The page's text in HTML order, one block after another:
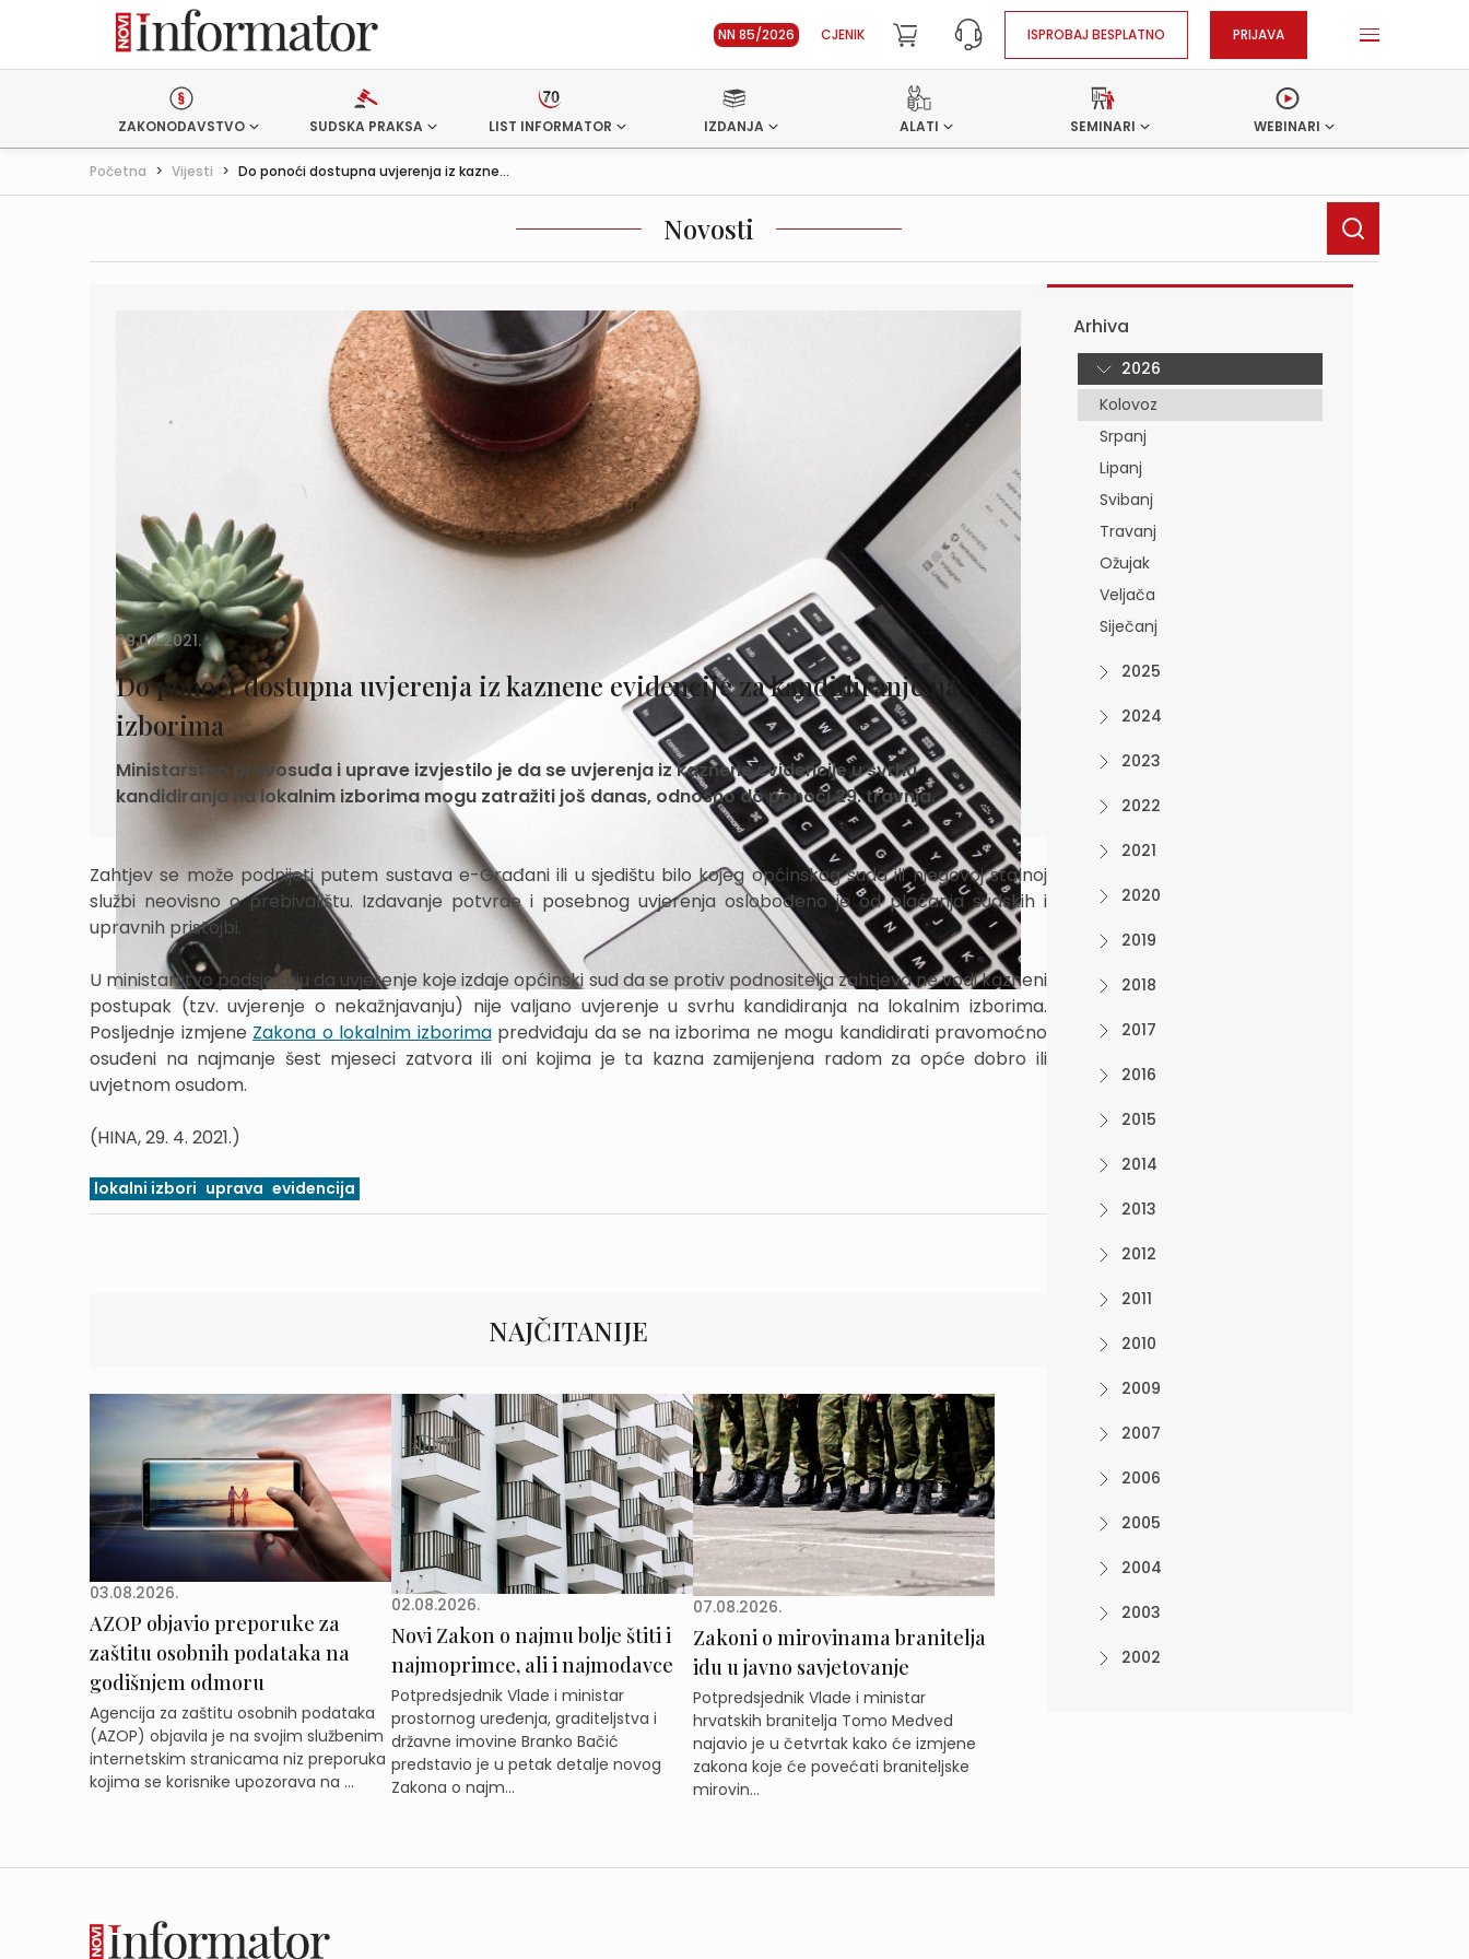
NN 85/2026 CJENIK ISPROBAJ BESPLATNO PRIJAVA
ZAKONODAVSTVO SUDSKA PRAKSA LIST INFORMATOR IZDANJA ALATI SEMINARI WEBINARI
Početna > Vijesti > Do ponoći dostupna uvjerenja iz kazne...
Novosti
29.04.2021.
Do ponoći dostupna uvjerenja iz kaznene evidencije za kandidiranje na
izborima
Ministarstvo pravosuđa i uprave izvjestilo je da se uvjerenja iz kaznene evidencije u svrhu
kandidiranja na lokalnim izborima mogu zatražiti još danas, odnosno do ponoći 29. travnja.
Zahtjev se može podnijeti putem sustava e-Građani ili u sjedištu bilo kojeg općinskog suda ili njegovoj stalnoj
službi neovisno o prebivalištu. Izdavanje potvrde i posebnog uvjerenja oslobođeno je od plaćanja sudskih i
upravnih pristojbi.
U ministarstvo podsjećaju da uvjerenje koje izdaje općinski sud da se protiv podnositelja zahtjeva ne vodi kazneni
postupak (tzv. uvjerenje o nekažnjavanju) nije valjano uvjerenje u svrhu kandidiranja na lokalnim izborima.
Posljednje izmjene Zakona o lokalnim izborimapredviđaju da se na izborima ne mogu kandidirati pravomoćno
osuđeni na najmanje šest mjeseci zatvora ili oni kojima je ta kazna zamijenjena radom za opće dobro ili
uvjetnom osudom.
(HINA, 29. 4. 2021.)
lokalni izbori uprava evidencija
NAJČITANIJE
03.08.2026.
AZOP objavio preporuke za
zaštitu osobnih podataka na
godišnjem odmoru
Agencija za zaštitu osobnih podataka
(AZOP) objavila je na svojim službenim
internetskim stranicama niz preporuka
kojima se korisnike upozorava na ...
02.08.2026.
Novi Zakon o najmu bolje štiti i
najmoprimce, ali i najmodavce
Potpredsjednik Vlade i ministar
prostornog uređenja, graditeljstva i
državne imovine Branko Bačić
predstavio je u petak detalje novog
Zakona o najm...
07.08.2026.
Zakoni o mirovinama branitelja
idu u javno savjetovanje
Potpredsjednik Vlade i ministar
hrvatskih branitelja Tomo Medved
najavio je u četvrtak kako će izmjene
zakona koje će povećati braniteljske
mirovin...
Arhiva
2026
Kolovoz
Srpanj
Lipanj
Svibanj
Travanj
Ožujak
Veljača
Siječanj
2025
2024
2023
2022
2021
2020
2019
2018
2017
2016
2015
2014
2013
2012
2011
2010
2009
2007
2006
2005
2004
2003
2002